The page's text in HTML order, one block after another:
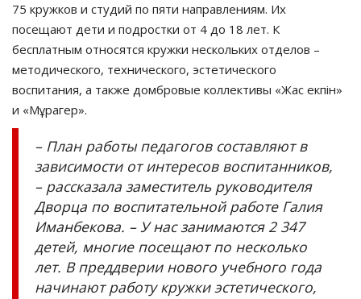
Қазақша Русский
75 кружков и студий по пяти направлениям. Их
посещают дети и подростки от 4 до 18 лет. К
бесплатным относятся кружки нескольких отделов –
методического, технического, эстетического
воспитания, а также домбровые коллективы «Жас екпін»
и «Мұрагер».
– План работы педагогов составляют в
зависимости от интересов воспитанников,
– рассказала заместитель руководителя
Дворца по воспитательной работе Галия
Иманбекова. – У нас занимаются 2 347
детей, многие посещают по несколько
лет. В преддверии нового учебного года
начинают работу кружки эстетического,